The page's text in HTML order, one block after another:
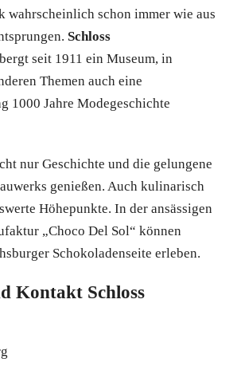
wahrscheinlich schon immer wie aus
Schloss
seit 1911 ein Museum, in
Themen auch eine
1000 Jahre Modegeschichte
nur Geschichte und die gelungene
genießen. Auch kulinarisch
Höhepunkte. In der ansässigen
„Choco Del Sol“ können
Schokoladenseite erleben.
Kontakt Schloss